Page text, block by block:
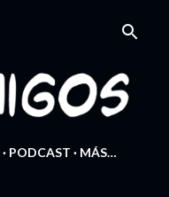
PODCAST MÁS…